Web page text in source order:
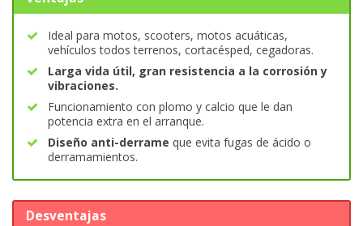
Ideal para motos, scooters, motos acuáticas,
vehículos todos terrenos, cortacésped, cegadoras.
Larga vida útil, gran resistencia a la corrosión y
vibraciones.
Funcionamiento con plomo y calcio que le dan
potencia extra en el arranque.
Diseño anti-derrame que evita fugas de ácido o
derramamientos.
Desventajas